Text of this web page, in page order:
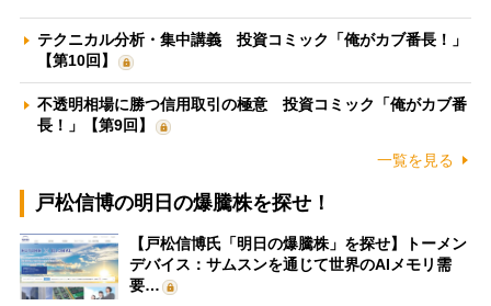
テクニカル分析・集中講義 投資コミック「俺がカブ番長！」
【第10回】
不透明相場に勝つ信用取引の極意 投資コミック「俺がカブ番
長！」【第9回】
一覧を見る
戸松信博の明日の爆騰株を探せ！
【戸松信博氏「明日の爆騰株」を探せ】トーメン
デバイス：サムスンを通じて世界のAIメモリ需
要…